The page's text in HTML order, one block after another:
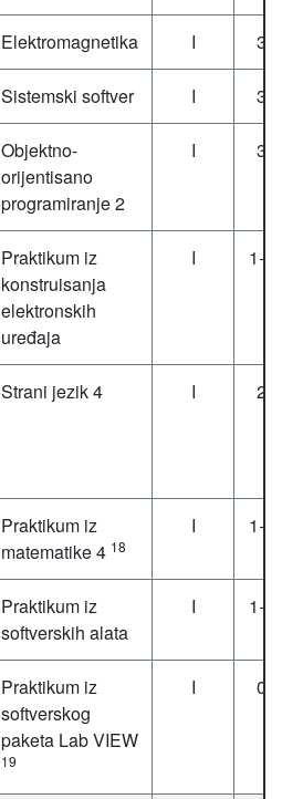
Elektromagnetika I
Sistemski softver I
Objektno-
orijentisano
programiranje 2
I
Praktikum iz
konstruisanja
elektronskih
uređaja
I
Strani jezik 4 I
Praktikum iz
matematike 4 18
I
Praktikum iz
softverskih alata
I
Praktikum iz
softverskog
paketa Lab VIEW
19
I